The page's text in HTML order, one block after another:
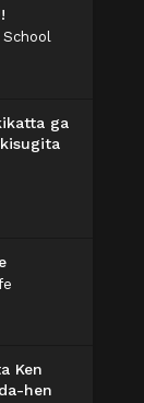
School
ga
Ken
hen